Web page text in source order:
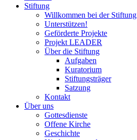
Stiftung
Willkommen bei der Stiftung
Unterstützen!
Geförderte Projekte
Projekt LEADER
Über die Stiftung
Aufgaben
Kuratorium
Stiftungsträger
Satzung
Kontakt
Über uns
Gottesdienste
Offene Kirche
Geschichte